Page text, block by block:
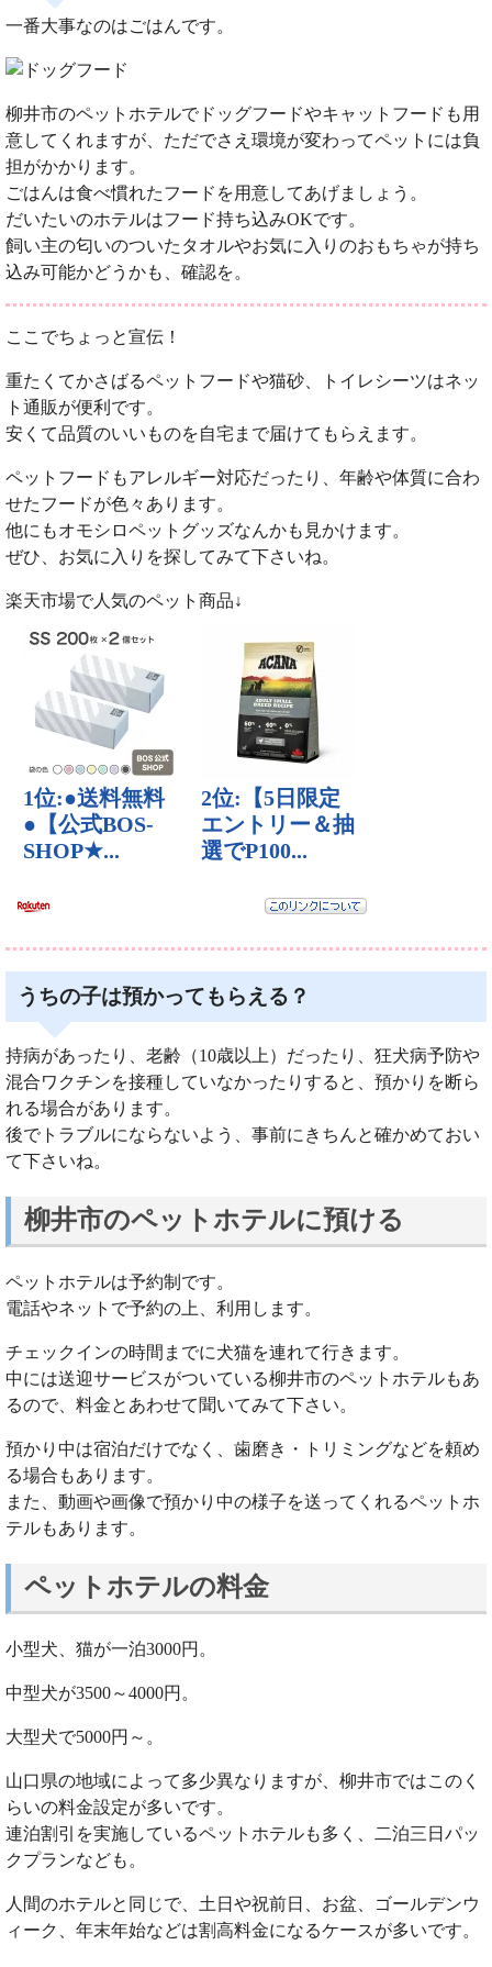
一番大事なのはごはんです。
柳井市のペットホテルでドッグフードやキャットフードも用
意してくれますが、ただでさえ環境が変わってペットには負
担がかかります。
ごはんは食べ慣れたフードを用意してあげましょう。
だいたいのホテルはフード持ち込みOKです。
飼い主の匂いのついたタオルやお気に入りのおもちゃが持ち
込み可能かどうかも、確認を。
ここでちょっと宣伝！
重たくてかさばるペットフードや猫砂、トイレシーツはネッ
ト通販が便利です。
安くて品質のいいものを自宅まで届けてもらえます。
ペットフードもアレルギー対応だったり、年齢や体質に合わ
せたフードが色々あります。
他にもオモシロペットグッズなんかも見かけます。
ぜひ、お気に入りを探してみて下さいね。
楽天市場で人気のペット商品↓
うちの子は預かってもらえる？
持病があったり、老齢（10歳以上）だったり、狂犬病予防や
混合ワクチンを接種していなかったりすると、預かりを断ら
れる場合があります。
後でトラブルにならないよう、事前にきちんと確かめておい
て下さいね。
柳井市のペットホテルに預ける
ペットホテルは予約制です。
電話やネットで予約の上、利用します。
チェックインの時間までに犬猫を連れて行きます。
中には送迎サービスがついている柳井市のペットホテルもあ
るので、料金とあわせて聞いてみて下さい。
預かり中は宿泊だけでなく、歯磨き・トリミングなどを頼め
る場合もあります。
また、動画や画像で預かり中の様子を送ってくれるペットホ
テルもあります。
ペットホテルの料金
小型犬、猫が一泊3000円。
中型犬が3500～4000円。
大型犬で5000円～。
山口県の地域によって多少異なりますが、柳井市ではこのく
らいの料金設定が多いです。
連泊割引を実施しているペットホテルも多く、二泊三日パッ
クプランなども。
人間のホテルと同じで、土日や祝前日、お盆、ゴールデンウ
ィーク、年末年始などは割高料金になるケースが多いです。